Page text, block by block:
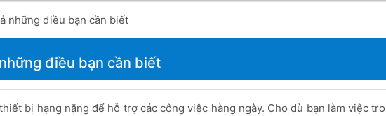
những điều bạn cần biết
điều bạn cần biết
bị hạng nặng để hỗ trợ các công việc hàng ngày. Cho dù bạn làm việc